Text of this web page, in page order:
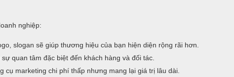
nghiệp:
slogan sẽ giúp thương hiệu của bạn hiện diện rộng rãi hơn.
quan tâm đặc biệt đến khách hàng và đối tác.
cụ marketing chi phí thấp nhưng mang lại giá trị lâu dài.